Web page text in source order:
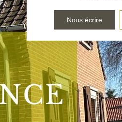
Nous écrire